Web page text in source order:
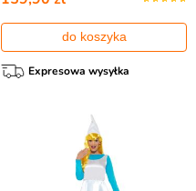
do koszyka
Expresowa wysyłka